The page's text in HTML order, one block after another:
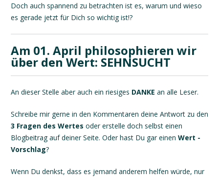
Doch auch spannend zu betrachten ist es, warum und wieso
es gerade jetzt für Dich so wichtig ist!?
Am 01. April philosophieren wir
über den Wert: SEHNSUCHT
An dieser Stelle aber auch ein riesiges DANKE an alle Leser.
Schreibe mir gerne in den Kommentaren deine Antwort zu den
3 Fragen des Wertes oder erstelle doch selbst einen
Blogbeitrag auf deiner Seite. Oder hast Du gar einen Wert -
Vorschlag?
Wenn Du denkst, dass es jemand anderem helfen würde, nur